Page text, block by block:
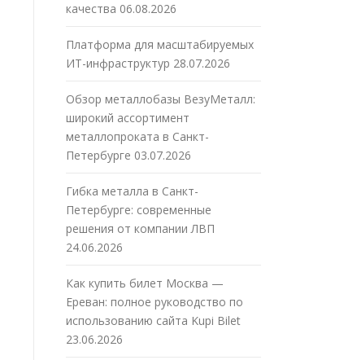
качества 06.08.2026
Платформа для масштабируемых
ИТ-инфраструктур 28.07.2026
Обзор металлобазы ВезуМеталл:
широкий ассортимент
металлопроката в Санкт-
Петербурге 03.07.2026
Гибка металла в Санкт-
Петербурге: современные
решения от компании ЛВП
24.06.2026
Как купить билет Москва —
Ереван: полное руководство по
использованию сайта Kupi Bilet
23.06.2026